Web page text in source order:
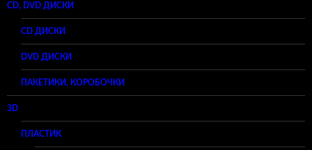
CD, DVD ДИСКИ
CD ДИСКИ
DVD ДИСКИ
ПАКЕТИКИ, КОРОБОЧКИ
3D
ПЛАСТИК